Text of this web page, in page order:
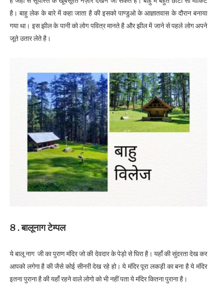
है। बाहु लेक के बारे में कहा जाता है की इसको पाण्डुओ के आज्ञातवास के दौरान बनाया
गया था। इस झील के पानी को लोग पवित्र मानते है और झील में जाने से पहले लोग अपने
जूते उतार लेते है।
8 . बालूनाग टेम्पल
ये बालू नाग जी का पुराण मंदिर जो की देवदार के पेड़ो से घिरा है। यहाँ की सुंदरता देख कर
आपको लगेगा है की जैसे कोई सीनरी देख रहे हो। ये मंदिर पूरा लकड़ी का बना है ये मंदिर
इतना पुराना है की यहाँ रहने वाले लोगो को भी नहीं पता ये मंदिर कितना पुराना है।